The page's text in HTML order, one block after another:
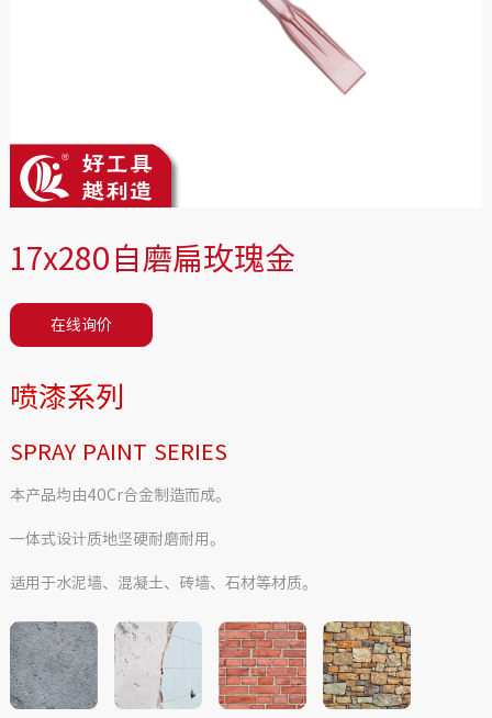
17x280自磨扁玫瑰金
在线询价
喷漆系列
SPRAY PAINT SERIES
本产品均由40Cr合金制造而成。
一体式设计质地坚硬耐磨耐用。
适用于水泥墙、混凝土、砖墙、石材等材质。